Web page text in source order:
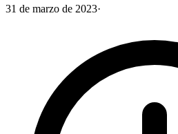
31 de marzo de 2023·